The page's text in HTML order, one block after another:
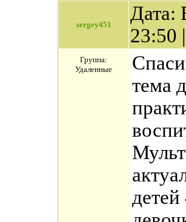
sergey451
Дата:
23:50
Группа:
Удаленные
тема